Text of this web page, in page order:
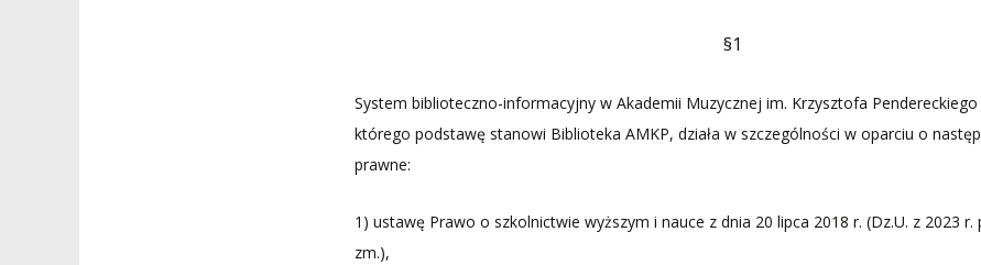
§1
System biblioteczno-informacyjny w Akademii Muzycznej im. Krzysztofa
którego podstawę stanowi Biblioteka AMKP, działa w szczególności w oparciu o
prawne:
1) ustawę Prawo o szkolnictwie wyższym i nauce z dnia 20 lipca 2018 r. (Dz.U. z 2023 r.
zm.),